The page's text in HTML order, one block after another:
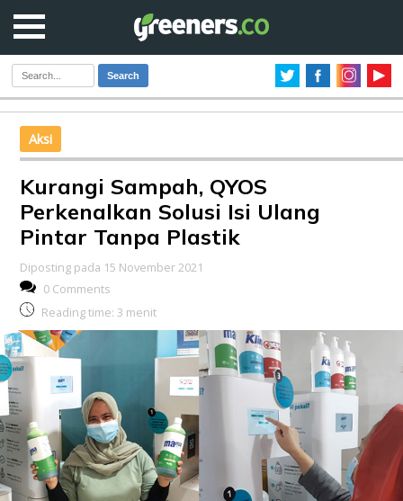
Search
Aksi
Kurangi Sampah, QYOS
Perkenalkan Solusi Isi Ulang
Pintar Tanpa Plastik
Diposting pada 15 November 2021
0 Comments
Reading time: 3 menit